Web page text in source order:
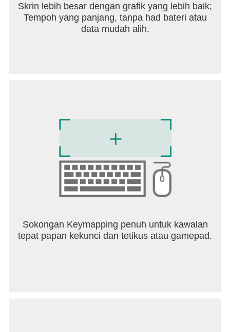
စည်းကမ်းသတ်မှတ်ချက်များအတွက်၊
https://www.osn.com/en/streaming/terms သို့ ဝင်
Skrin lebih besar dengan grafik yang lebih baik;
Tempoh yang panjang, tanpa had bateri atau
data mudah alih.
Sokongan Keymapping penuh untuk kawalan
tepat papan kekunci dan tetikus atau gamepad.